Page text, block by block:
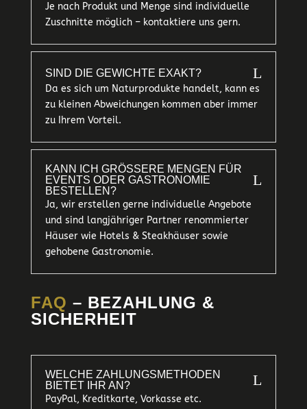
Je nach Produkt und Menge sind individuelle
Zuschnitte möglich – kontaktiere uns gern.
SIND DIE GEWICHTE EXAKT? L
Da es sich um Naturprodukte handelt, kann es
zu kleinen Abweichungen kommen aber immer
zu Ihrem Vorteil.
KANN ICH GRÖSSERE MENGEN FÜR E
VENTS ODER GASTRONOMIE B
ESTELLEN?
L
Ja, wir erstellen gerne individuelle Angebote
und sind langjähriger Partner renommierter
Häuser wie Hotels & Steakhäuser sowie
gehobene Gastronomie.
FAQ – BEZAHLUNG &
SICHERHEIT
WELCHE ZAHLUNGSMETHODEN
BIETET IHR AN?
L
PayPal, Kreditkarte, Vorkasse etc.